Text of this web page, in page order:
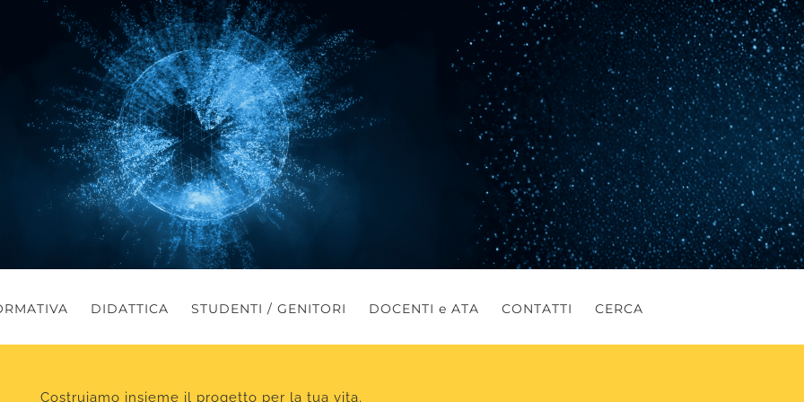
DIDATTICA STUDENTI / GENITORI DOCENTI e ATA CONTATTI CERCA
Costruiamo insieme il progetto per la tua vita.